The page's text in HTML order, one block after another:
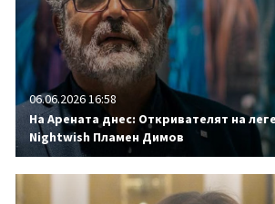
06.06.2026 16:58
На Арената днес: Откривателят на
Nightwish Пламен Димов